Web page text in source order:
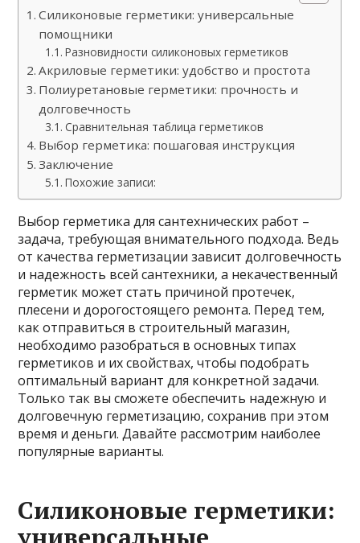
Силиконовые герметики: универсальные
помощники
Разновидности силиконовых герметиков
Акриловые герметики: удобство и простота
Полиуретановые герметики: прочность и
долговечность
Сравнительная таблица герметиков
Выбор герметика: пошаговая инструкция
Заключение
Похожие записи:
Выбор герметика для сантехнических работ –
задача, требующая внимательного подхода. Ведь
от качества герметизации зависит долговечность
и надежность всей сантехники, а некачественный
герметик может стать причиной протечек,
плесени и дорогостоящего ремонта. Перед тем,
как отправиться в строительный магазин,
необходимо разобраться в основных типах
герметиков и их свойствах, чтобы подобрать
оптимальный вариант для конкретной задачи.
Только так вы сможете обеспечить надежную и
долговечную герметизацию, сохранив при этом
время и деньги. Давайте рассмотрим наиболее
популярные варианты.
Силиконовые герметики:
универсальные